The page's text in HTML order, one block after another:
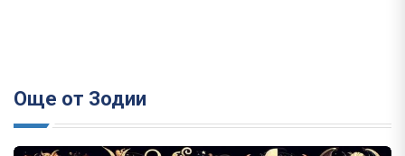
Още от Зодии